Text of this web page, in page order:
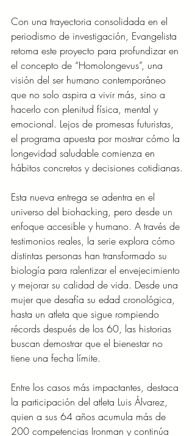
Con una trayectoria consolidada en el
periodismo de investigación, Evangelista
retoma este proyecto para profundizar en
el concepto de “Homolongevus”, una
visión del ser humano contemporáneo
que no solo aspira a vivir más, sino a
hacerlo con plenitud física, mental y
emocional. Lejos de promesas futuristas,
el programa apuesta por mostrar cómo la
longevidad saludable comienza en
hábitos concretos y decisiones cotidianas.
Esta nueva entrega se adentra en el
universo del biohacking, pero desde un
enfoque accesible y humano. A través de
testimonios reales, la serie explora cómo
distintas personas han transformado su
biología para ralentizar el envejecimiento
y mejorar su calidad de vida. Desde una
mujer que desafía su edad cronológica,
hasta un atleta que sigue rompiendo
récords después de los 60, las historias
buscan demostrar que el bienestar no
tiene una fecha límite.
Entre los casos más impactantes, destaca
la participación del atleta Luis Álvarez,
quien a sus 64 años acumula más de
200 competencias Ironman y continúa